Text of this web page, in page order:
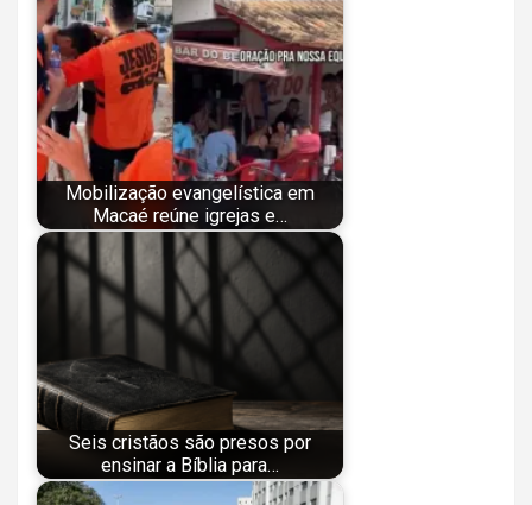
Mobilização evangelística em
Macaé reúne igrejas e…
Seis cristãos são presos por
ensinar a Bíblia para…